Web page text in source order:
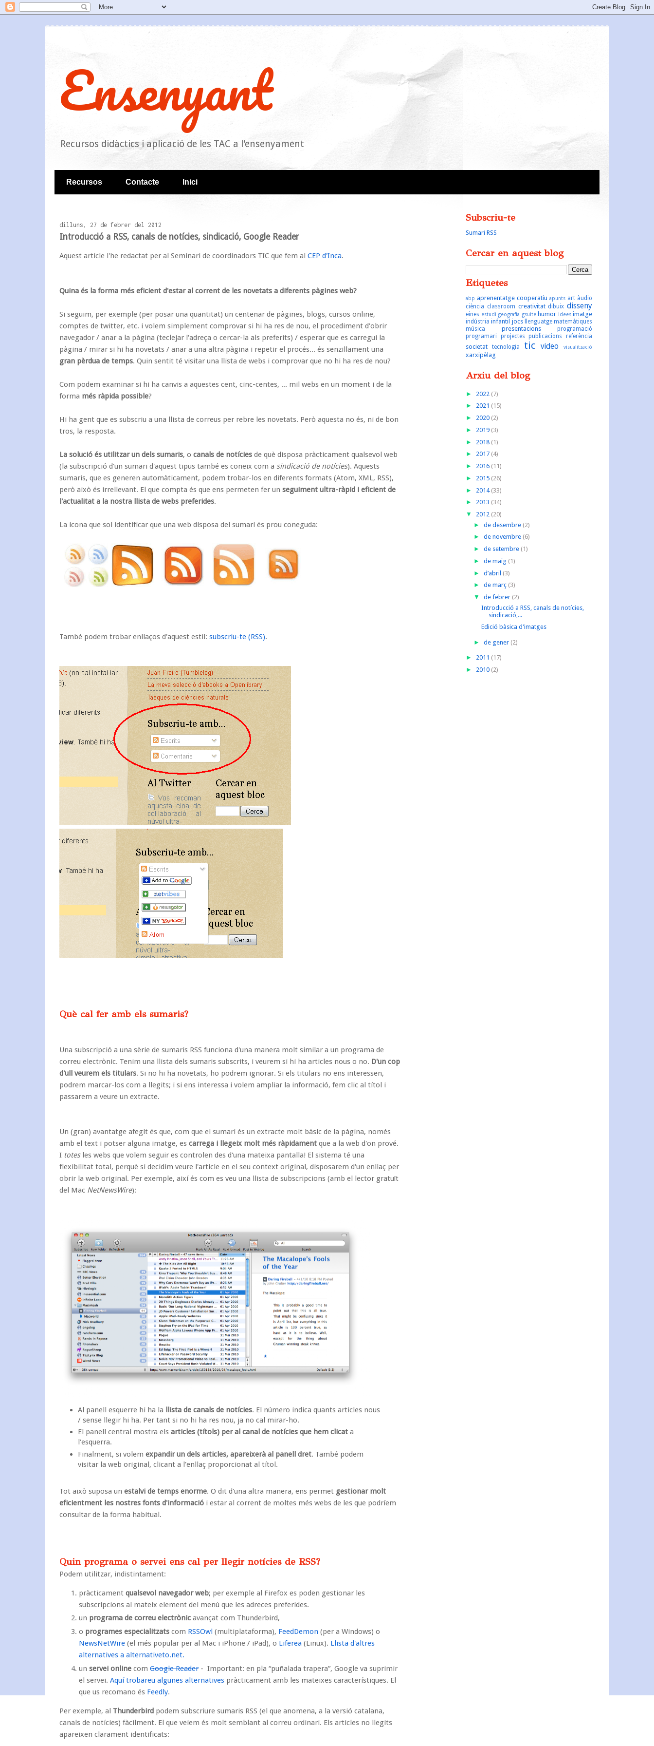
Ensenyant
Recursos didàctics i aplicació de les TAC a l'ensenyament
Recursos Contacte Inici
dilluns, 27 de febrer del 2012
Introducció a RSS, canals de notícies, sindicació, Google Reader
Aquest article l'he redactat per al Seminari de coordinadors TIC que fem al CEP d'Inca.
Quina és la forma més eficient d'estar al corrent de les novetats a diferents pàgines web?
Si seguim, per exemple (per posar una quantitat) un centenar de pàgines, blogs, cursos online,
comptes de twitter, etc. i volem simplement comprovar si hi ha res de nou, el procediment d'obrir
navegador / anar a la pàgina (teclejar l'adreça o cercar-la als preferits) / esperar que es carregui la
pàgina / mirar si hi ha novetats / anar a una altra pàgina i repetir el procés... és senzillament una
gran pèrdua de temps. Quin sentit té visitar una llista de webs i comprovar que no hi ha res de nou?
Com podem examinar si hi ha canvis a aquestes cent, cinc-centes, ... mil webs en un moment i de la
forma més ràpida possible?
Hi ha gent que es subscriu a una llista de correus per rebre les novetats. Però aquesta no és, ni de bon
tros, la resposta.
La solució és utilitzar un dels sumaris, o canals de notícies de què disposa pràcticament qualsevol web
(la subscripció d'un sumari d'aquest tipus també es coneix com a sindicació de notícies). Aquests
sumaris, que es generen automàticament, podem trobar-los en diferents formats (Atom, XML, RSS),
però això és irrellevant. El que compta és que ens permeten fer un seguiment ultra-ràpid i eficient de
l'actualitat a la nostra llista de webs preferides.
La icona que sol identificar que una web disposa del sumari és prou coneguda:
També podem trobar enllaços d'aquest estil: subscriu-te (RSS).
Què cal fer amb els sumaris?
Una subscripció a una sèrie de sumaris RSS funciona d'una manera molt similar a un programa de
correu electrònic. Tenim una llista dels sumaris subscrits, i veurem si hi ha articles nous o no. D'un cop
d'ull veurem els titulars. Si no hi ha novetats, ho podrem ignorar. Si els titulars no ens interessen,
podrem marcar-los com a llegits; i si ens interessa i volem ampliar la informació, fem clic al títol i
passarem a veure un extracte.
Un (gran) avantatge afegit és que, com que el sumari és un extracte molt bàsic de la pàgina, només
amb el text i potser alguna imatge, es carrega i llegeix molt més ràpidament que a la web d'on prové.
I totesles webs que volem seguir es controlen des d'una mateixa pantalla! El sistema té una
flexibilitat total, perquè si decidim veure l'article en el seu context original, disposarem d'un enllaç per
obrir la web original. Per exemple, així és com es veu una llista de subscripcions (amb el lector gratuït
del Mac NetNewsWire):
Al panell esquerre hi ha la llista de canals de notícies. El número indica quants articles nous
/ sense llegir hi ha. Per tant si no hi ha res nou, ja no cal mirar-ho.
El panell central mostra els articles (títols) per al canal de notícies que hem clicata
l'esquerra.
Finalment, si volem expandir un dels articles, apareixerà al panell dret. També podem
visitar la web original, clicant a l'enllaç proporcionat al títol.
Tot això suposa un estalvi de temps enorme. O dit d'una altra manera, ens permet gestionar molt
eficientment les nostres fonts d'informació i estar al corrent de moltes més webs de les que podríem
consultar de la forma habitual.
Quin programa o servei ens cal per llegir notícies de RSS?
Podem utilitzar, indistintament:
pràcticament qualsevol navegadorweb; per exemple al Firefox es poden gestionar les
subscripcions al mateix element del menú que les adreces preferides.
un programa de correu electrònic avançat com Thunderbird,
o programes especialitzats com RSSOwl (multiplataforma), FeedDemon (per a Windows) o
NewsNetWire (el més popular per al Mac i iPhone / iPad), o Liferea (Linux). Llista d'altres
alternatives a alternativeto.net.
un servei online com Google Reader - Important: en pla “puñalada trapera”, Google va suprimir
el servei. Aquí trobareu algunes alternatives pràcticament amb les mateixes característiques. El
que us recomano és Feedly.
Per exemple, al Thunderbird podem subscriure sumaris RSS (el que anomena, a la versió catalana,
canals de notícies) fàcilment. El que veiem és molt semblant al correu ordinari. Els articles no llegits
apareixen clarament identificats:
Subscriu-te
Sumari RSS
Cercar en aquest blog
Etiquetes
abp aprenentatge cooperatiu apunts art àudio
ciència classroom creativitat dibuix disseny
eines estudi geografia gsuite humor idees imatge
indústria infantil jocs llenguatge matemàtiques
música
presentacions
programació
programari
projectes publicacions referència
societat tecnologia tic video visualització
xarxipèlag
Arxiu del blog
► 2022 (7)
► 2021 (15)
► 2020 (2)
► 2019 (3)
► 2018 (1)
► 2017 (4)
► 2016 (11)
► 2015 (26)
► 2014 (33)
► 2013 (34)
▼ 2012 (20)
► de desembre (2)
► de novembre (6)
► de setembre (1)
► de maig (1)
► d’abril (3)
► de març (3)
▼ de febrer (2)
Introducció a RSS, canals de notícies,
sindicació,...
Edició bàsica d'imatges
► de gener (2)
► 2011 (17)
► 2010 (2)